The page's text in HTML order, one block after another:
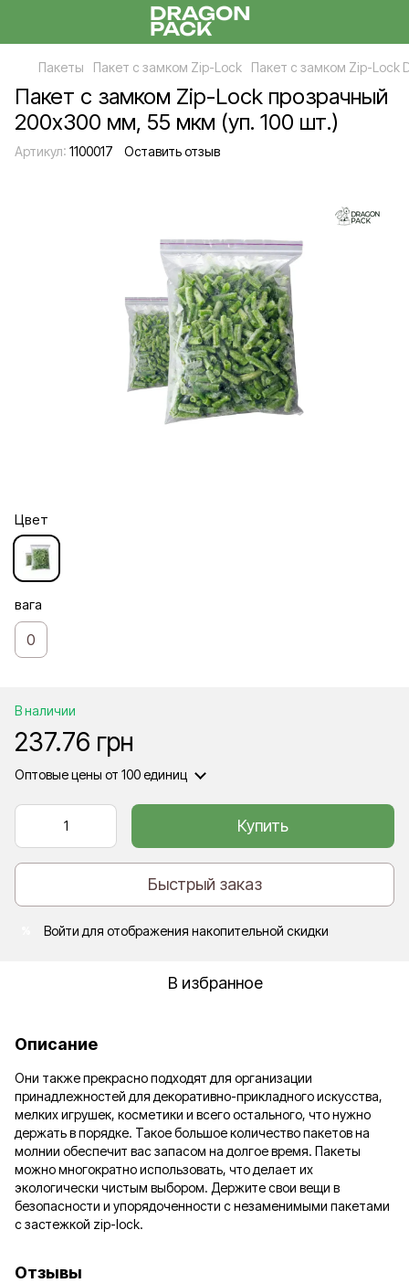
Пакеты Пакет с замком Zip-Lock Пакет с замком Zip-Lock
Пакет с замком Zip-Lock прозрачный
200х300 мм, 55 мкм (уп. 100 шт.)
Артикул: 1100017 Оставить отзыв
Цвет
вага
0
В наличии
237.76 грн
Оптовые цены от 100 единиц
Купить
Быстрый заказ
Войти для отображения накопительной скидки
В избранное
Описание
Они также прекрасно подходят для организации
принадлежностей для декоративно-прикладного искусства,
мелких игрушек, косметики и всего остального, что нужно
держать в порядке. Такое большое количество пакетов на
молнии обеспечит вас запасом на долгое время. Пакеты
можно многократно использовать, что делает их
экологически чистым выбором. Держите свои вещи в
безопасности и упорядоченности с незаменимыми пакетами
с застежкой zip-lock.
Отзывы